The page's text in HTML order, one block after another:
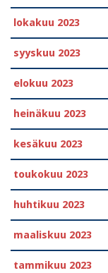
lokakuu 2023
syyskuu 2023
elokuu 2023
heinäkuu 2023
kesäkuu 2023
toukokuu 2023
huhtikuu 2023
maaliskuu 2023
tammikuu 2023